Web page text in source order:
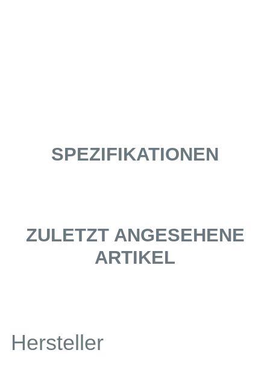
SPEZIFIKATIONEN
ZULETZT ANGESEHENE
ARTIKEL
Hersteller